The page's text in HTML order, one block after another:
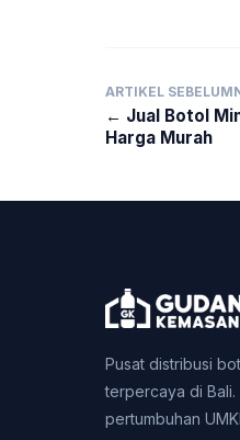
ARTIKEL
← Jual Botol
Harga Murah
Pusat distribusi
terpercaya di
pertumbuhan